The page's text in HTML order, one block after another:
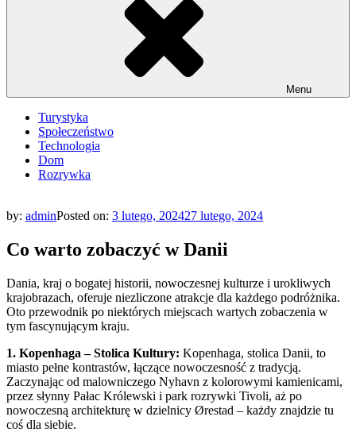
Menu
Turystyka
Społeczeństwo
Technologia
Dom
Rozrywka
by: adminPosted on: 3 lutego, 202427 lutego, 2024
Co warto zobaczyć w Danii
Dania, kraj o bogatej historii, nowoczesnej kulturze i urokliwych
krajobrazach, oferuje niezliczone atrakcje dla każdego podróżnika.
Oto przewodnik po niektórych miejscach wartych zobaczenia w
tym fascynującym kraju.
1. Kopenhaga – Stolica Kultury: Kopenhaga, stolica Danii, to
miasto pełne kontrastów, łączące nowoczesność z tradycją.
Zaczynając od malowniczego Nyhavn z kolorowymi kamienicami,
przez słynny Pałac Królewski i park rozrywki Tivoli, aż po
nowoczesną architekturę w dzielnicy Ørestad – każdy znajdzie tu
coś dla siebie.